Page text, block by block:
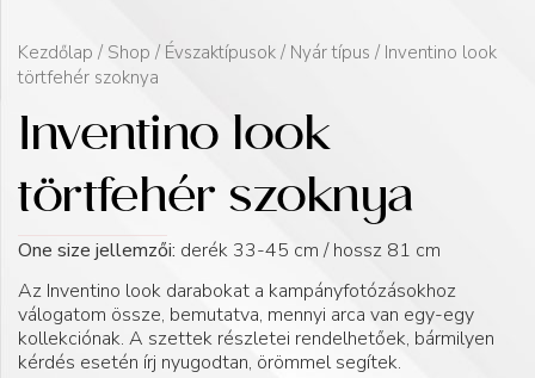
Kezdőlap / Shop / Évszaktípusok / Nyár típus / Inventino look
törtfehér szoknya
Inventino look
törtfehér szoknya
One size jellemzői: derék 33-45 cm / hossz 81 cm
Az Inventino look darabokat a kampányfotózásokhoz
válogatom össze, bemutatva, mennyi arca van egy-egy
kollekciónak. A szettek részletei rendelhetőek, bármilyen
kérdés esetén írj nyugodtan, örömmel segítek.